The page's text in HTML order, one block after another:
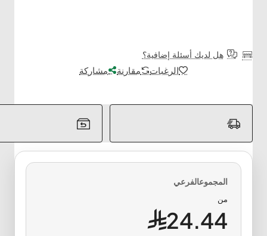
هل لديك أسئلة إضافية؟
الرغبات مقارنة مشاركة
من
24.44